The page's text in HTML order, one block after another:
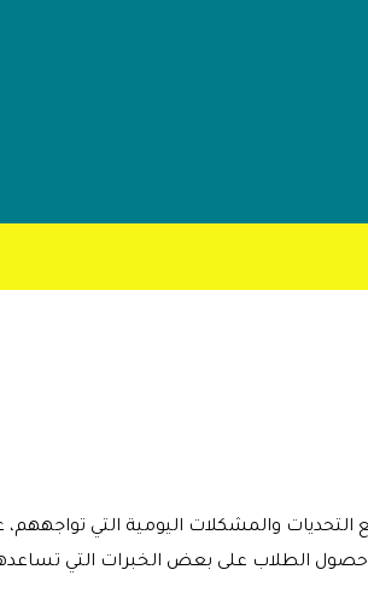
التحديات والمشكلات اليومية التي
وحصول الطلاب على بعض الخبرات التي